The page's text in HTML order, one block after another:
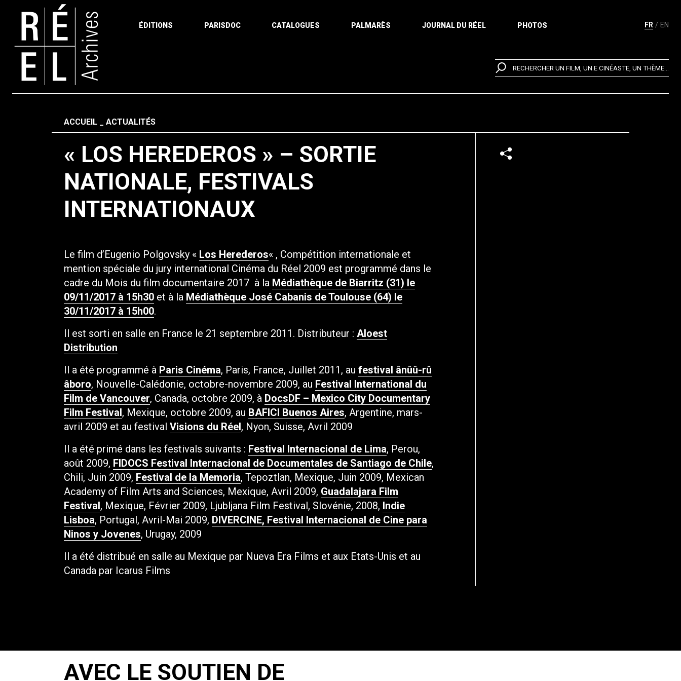
FR EN
ÉDITIONS PARISDOC CATALOGUES PALMARÈS JOURNAL DU RÉEL PHOTOS
RECHERCHER UN FILM, UN.E CINÉASTE, UN THÈME...
Fil d'ariane
ACCUEIL ACTUALITÉS
« LOS HEREDEROS » – SORTIE
NATIONALE, FESTIVALS
INTERNATIONAUX
Le film d’Eugenio Polgovsky « Los Herederos« , Compétition internationale et
mention spéciale du jury international Cinéma du Réel 2009 est programmé dans le
cadre du Mois du film documentaire 2017 à la Médiathèque de Biarritz (31) le
09/11/2017 à 15h30 et à la Médiathèque José Cabanis de Toulouse (64) le
30/11/2017 à 15h00.
Il est sorti en salle en France le 21 septembre 2011. Distributeur : Aloest
Distribution
Il a été programmé à Paris Cinéma, Paris, France, Juillet 2011, au festival ânûû-rû
âboro, Nouvelle-Calédonie, octobre-novembre 2009, au Festival International du
Film de Vancouver, Canada, octobre 2009, à DocsDF – Mexico City Documentary
Film Festival, Mexique, octobre 2009, au BAFICI Buenos Aires, Argentine, mars-
avril 2009 et au festival Visions du Réel, Nyon, Suisse, Avril 2009
Il a été primé dans les festivals suivants : Festival Internacional de Lima, Perou,
août 2009, FIDOCS Festival Internacional de Documentales de Santiago de Chile,
Chili, Juin 2009, Festival de la Memoria, Tepoztlan, Mexique, Juin 2009, Mexican
Academy of Film Arts and Sciences, Mexique, Avril 2009, Guadalajara Film
Festival, Mexique, Février 2009, Ljubljana Film Festival, Slovénie, 2008, Indie
Lisboa, Portugal, Avril-Mai 2009, DIVERCINE, Festival Internacional de Cine para
Ninos y Jovenes, Urugay, 2009
Il a été distribué en salle au Mexique par Nueva Era Films et aux Etats-Unis et au
Canada par Icarus Films
AVEC LE SOUTIEN DE